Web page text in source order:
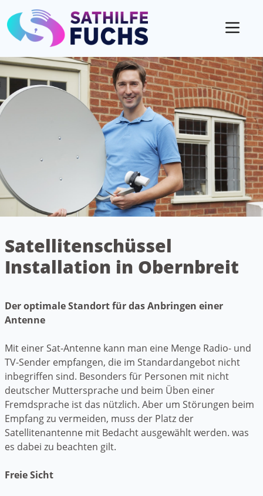
Satellitenschüssel
Installation in Obernbreit
Der optimale Standort für das Anbringen einer
Antenne
Mit einer Sat-Antenne kann man eine Menge Radio- und
TV-Sender empfangen, die im Standardangebot nicht
inbegriffen sind. Besonders für Personen mit nicht
deutscher Muttersprache und beim Üben einer
Fremdsprache ist das nützlich. Aber um Störungen beim
Empfang zu vermeiden, muss der Platz der
Satellitenantenne mit Bedacht ausgewählt werden. was
es dabei zu beachten gilt.
Freie Sicht